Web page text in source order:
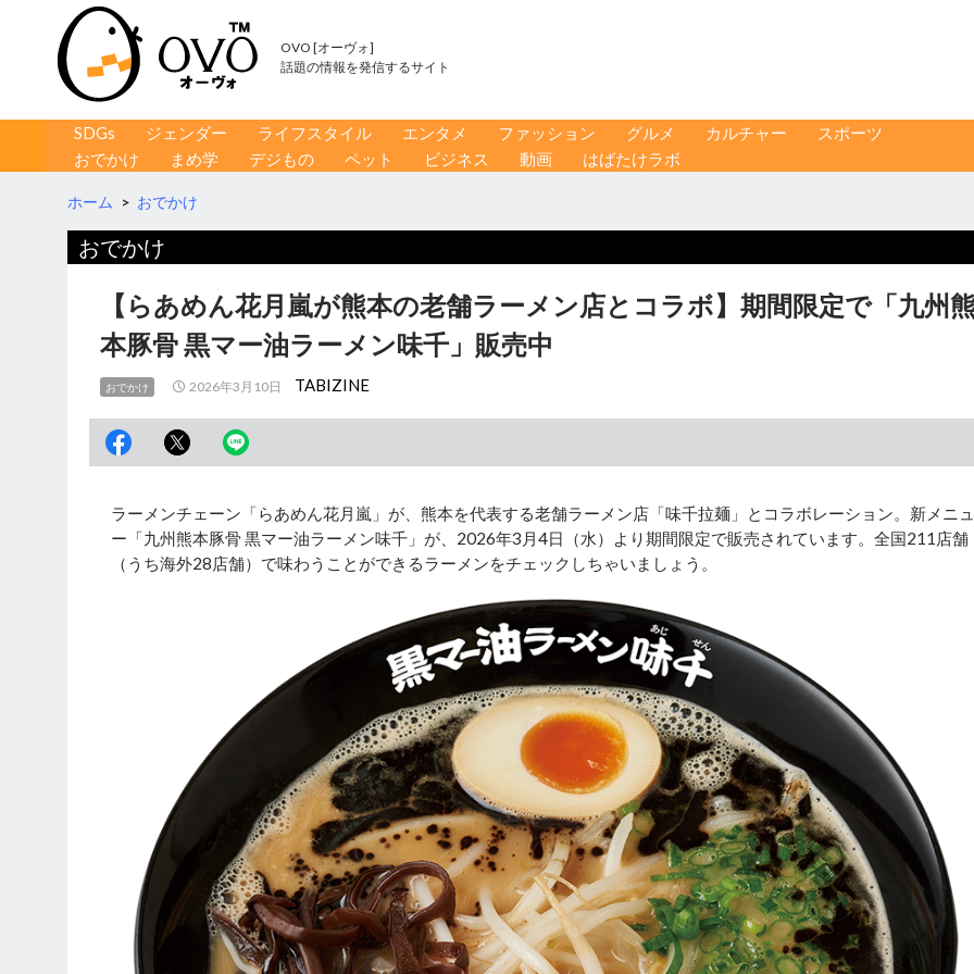
OVO [オーヴォ]
話題の情報を発信するサイト
コンテンツへ移動
SDGs ジェンダー ライフスタイル エンタメ ファッション グルメ カルチャー
スポーツ
おでかけ
まめ学 デジもの ペット ビジネス 動画 はばたけラボ
ホーム > おでかけ
おでかけ
【らあめん花月嵐が熊本の老舗ラーメン店とコラボ】期間限定で「九州
本豚骨 黒マー油ラーメン味千」販売中
おでかけ 2026年3月10日 TABIZINE
ラーメンチェーン「らあめん花月嵐」が、熊本を代表する老舗ラーメン店「味千拉麺」とコラボレーション。新メニュ
ー「九州熊本豚骨 黒マー油ラーメン味千」が、2026年3月4日（水）より期間限定で販売されています。全国211店舗
（うち海外28店舗）で味わうことができるラーメンをチェックしちゃいましょう。